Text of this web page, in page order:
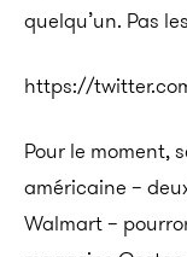
quelqu’un. Pas
https://
Pour le moment,
américaine –
Walmart –